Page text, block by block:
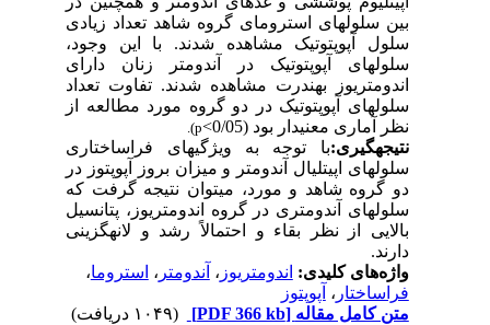
بین سلول­های استرومای گروه شاهد تعداد زیادی
سلول آپوپتوتیک مشاهده شدند. با این وجود،
سلول­های آپوپتوتیک در آندومتر زنان دارای
اندومتریوز به­ندرت مشاهده شدند. تفاوت تعداد
سلول­های آپوپتوتیک در دو گروه مورد مطالعه از
نظر آماری معنی­دار بود(0/05>
p).
نتیجه­گیری:با توجه به ویژگی­های فراساختاری
سلول­های اپی­تلیال آندومتر و میزان بروز آپوپتوز در
دو گروه شاهد و مورد، می­توان نتیجه گرفت که
سلول­های آندومتری در گروه اندومتریوز، پتانسیل
بالایی از نظر بقاء و احتمالاً رشد و لانه­گزینی
دارند.
واژه‌های کلیدی:اندومتریوز، آندومتر، استروما،
فراساختار، آپوپتوز
متن کامل مقاله[PDF 366 kb]